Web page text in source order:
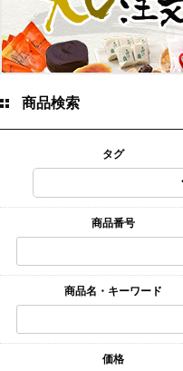
商品検索
タグ
商品番号
商品名・キーワード
価格